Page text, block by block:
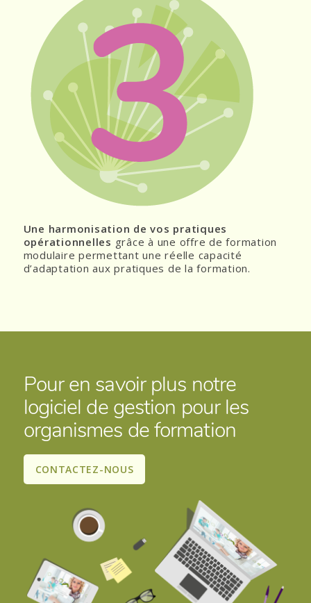
Une harmonisation de vos pratiques
opérationnelles grâce à une offre de formation
modulaire permettant une réelle capacité
d’adaptation aux pratiques de la formation.
Pour en savoir plus notre
logiciel de gestion pour les
organismes de formation
CONTACTEZ-NOUS